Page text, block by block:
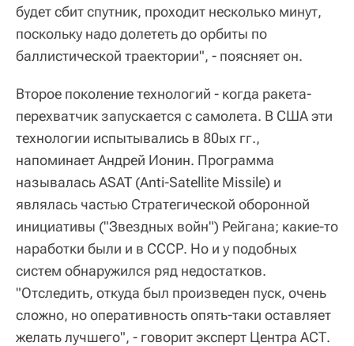
будет сбит спутник, проходит несколько минут,
поскольку надо долететь до орбиты по
баллистической траектории", - поясняет он.
Второе поколение технологий - когда ракета-
перехватчик запускается с самолета. В США эти
технологии испытывались в 80ых гг.,
напоминает Андрей Ионин. Программа
называлась ASAT (Anti-Satellite Missile) и
являлась частью Стратегической оборонной
инициативы ("Звездных войн") Рейгана; какие-то
наработки были и в СССР. Но и у подобных
систем обнаружился ряд недостатков.
"Отследить, откуда был произведен пуск, очень
сложно, но оперативность опять-таки оставляет
желать лучшего", - говорит эксперт Центра АСТ.